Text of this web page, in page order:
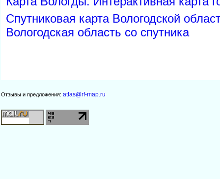
Спутниковая карта Вологодской
ологодская область со спутника
Отзывы и предложения: atlas@rf-map.ru